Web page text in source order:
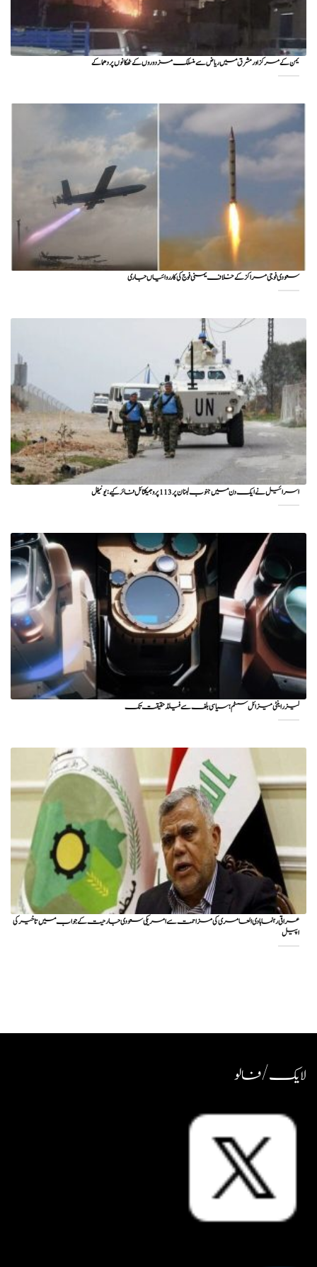
یمن کے مرکز اور مشرق میں ریاض سے منسلک مزدوروں کے ٹھکانوں پر دھماکے
سعودی فوجی مراکز کے خلاف یمنی فوج کی کارروائیاں جاری
اسرائیل نے ایک دن میں جنوب لبنان پر 113 پروجیکٹائل فائر کیے: یونیفل
لیزر اینٹی میزائل سسٹم؛ سیاسی بلف سے فیلڈ حقیقت تک
عراقی رہنما ہادی العامری کی مزاحمت سے امریکی سعودی جارحیت کے جواب میں تاخیر کی
اپیل
لایک / فالو